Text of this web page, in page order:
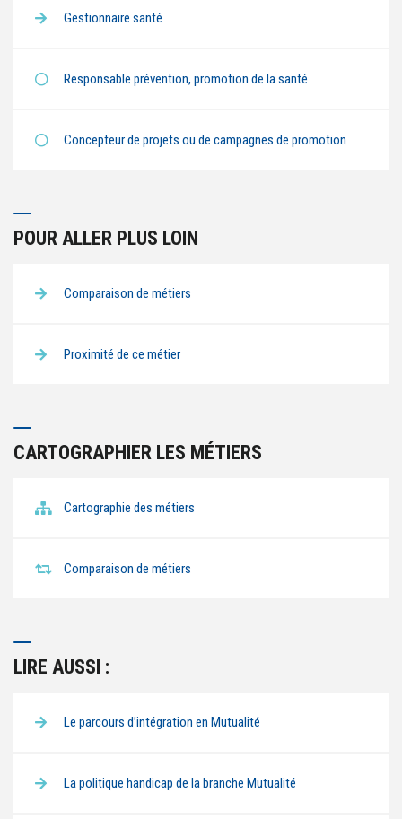
CARTOGRAPHIER LES MÉTIERS
Cartographie des métiers
Comparaison de métiers
LIRE AUSSI :
Le parcours d’intégration en Mutualité
La politique handicap de la branche Mutualité
Gestionnaire santé
Responsable prévention, promotion de la santé
Concepteur de projets ou de campagnes de promotion
POUR ALLER PLUS LOIN
Comparaison de métiers
Proximité de ce métier